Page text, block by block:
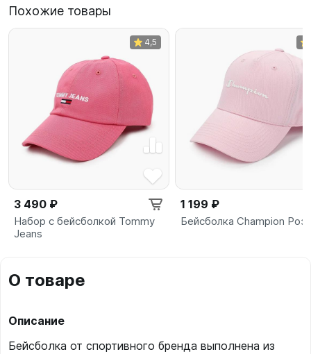
Похожие товары
4,5
3 490 ₽
Набор с бейсболкой Tommy
Jeans
1 199 ₽
Бейсболка Champion
О товаре
Описание
Бейсболка от спортивного бренда выполнена из